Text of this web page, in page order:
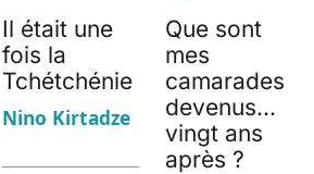
Il était une
fois la
Tchétchénie
Nino Kirtadze
Que sont
mes
camarades
devenus...
vingt ans
après ?